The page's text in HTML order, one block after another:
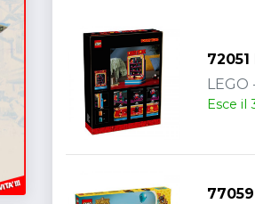
LEGO
Esce il